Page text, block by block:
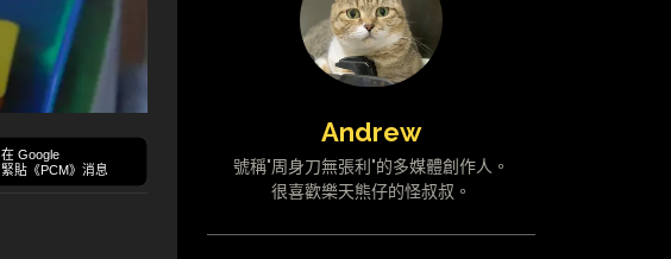
在 Google
緊貼《PCM》消息
Andrew
號稱"周身刀無張利"的多媒體創作人。
很喜歡樂天熊仔的怪叔叔。